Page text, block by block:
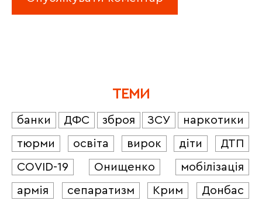
ТЕМИ
банки ДФС зброя ЗСУ
наркотики
тюрми
освіта вирок діти
ДТП
COVID-19
Онищенко
мобілізація
армія
сепаратизм Крим
Донбас